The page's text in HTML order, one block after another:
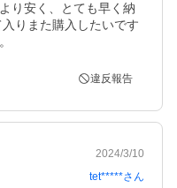
り安く、とても早く納
りまた購入したいです
違反報告
2024/3/10
tet*****さん